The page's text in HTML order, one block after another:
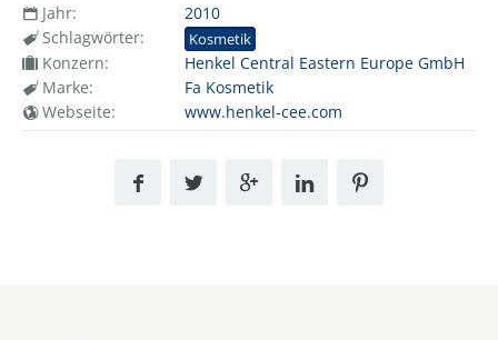
Jahr:
2010
Schlagwörter:
Kosmetik
Konzern:
Henkel Central Eastern Europe GmbH
Marke:
Fa Kosmetik
Webseite:
www.henkel-cee.com